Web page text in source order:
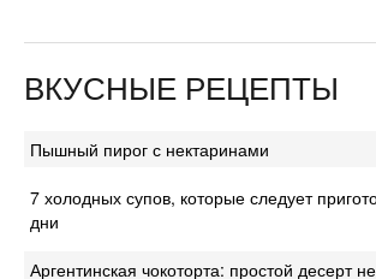
ВКУСНЫЕ РЕЦЕПТЫ
Пышный пирог с нектаринами
7 холодных супов, которые следует
дни
Аргентинская чокоторта: простой десерт